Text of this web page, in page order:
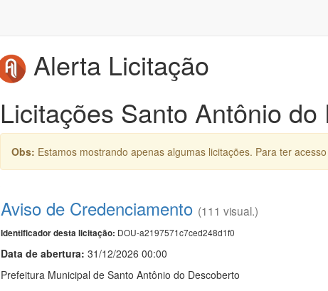
Alerta Licitação
Licitações Santo Antônio
Obs: Estamos mostrando apenas algumas licitações. Para ter
Aviso de Credenciamento (111 visual.)
Identificador desta licitação: DOU-a2197571c7ced248d1f0
Data de abertura: 31/12/2026 00:00
Prefeitura Municipal de Santo Antônio do Descoberto